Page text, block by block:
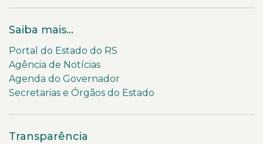
Saiba mais...
Portal do Estado do RS
Agência de Notícias
Agenda do Governador
Secretarias e Órgãos do Estado
Transparência